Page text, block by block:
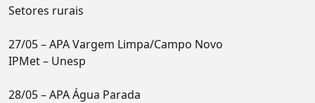
Setores rurais
27/05 – APA Vargem Limpa/Campo Novo
IPMet – Unesp
28/05 – APA Água Parada